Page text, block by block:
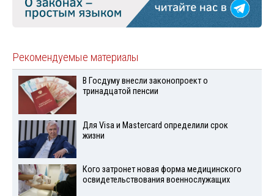
Рекомендуемые материалы
В Госдуму внесли законопроект о
тринадцатой пенсии
Для Visа и Mastercard определили срок
жизни
Кого затронет новая форма медицинского
освидетельствования военнослужащих